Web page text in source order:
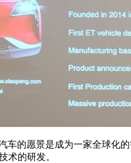
的愿景是成为一家全球化的
术的研发。